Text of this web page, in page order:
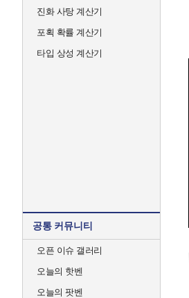
진화 사탕 계산기
포획 확률 계산기
타입 상성 계산기
공통 커뮤니티
오픈 이슈 갤러리
오늘의 핫벤
오늘의 팟벤